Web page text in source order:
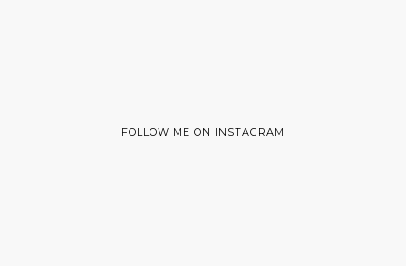
FOLLOW ME ON INSTAGRAM